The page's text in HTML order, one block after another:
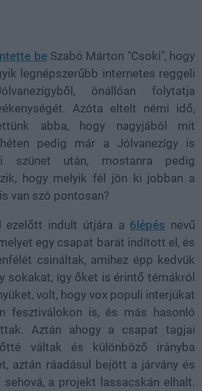
beSzabó Márton "Csoki", hogy
legnépszerűbb internetes reggeli
önállóan folytatja
Azóta eltelt némi idő,
abba, hogy nagyjából mit
pedig már a Jólvanezígy is
szünet után, mostanra pedig
hogy melyik fél jön ki jobban a
van szó pontosan?
ezelőtt indult útjára a 6lépés nevű
egy csapat barát indított el, és
csináltak, amihez épp kedvük
sokakat, így őket is érintő témákról
volt, hogy vox populi interjúkat
fesztiválokon is, és más hasonló
Aztán ahogy a csapat tagjai
váltak és különböző irányba
aztán ráadásul bejött a járvány és
a projekt lassacskán elhalt.